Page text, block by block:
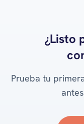
¿Listo
Prueba tu